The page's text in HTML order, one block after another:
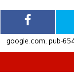
google.com, pub-